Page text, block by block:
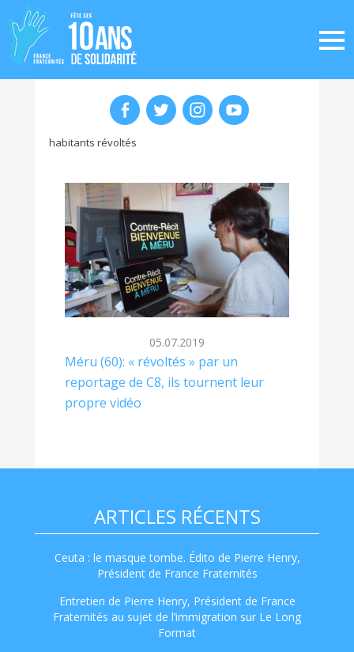
habitants révoltés
05.07.2019
Méru (60): « révoltés » par un
reportage de C8, ils tournent leur
propre vidéo
ARTICLES RÉCENTS
Ceuta : le masque tombe. Édito de Pierre Henry,
Président de France Fraternités
Entretien de Pierre Henry, Président de France
Fraternités au sujet de l’immigration sur Le Long
Format